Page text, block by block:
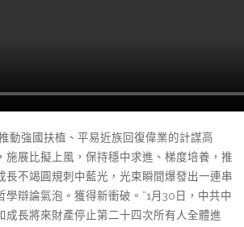
動強國扶植、平易近族回復偉業的計謀高
施展比擬上風，保持穩中求進、梯度培養，推
長不竭圓規刺中藍光，光束瞬間爆發出一連串
學辯論氣泡。獲得新衝破。”1月30日，中共中
成長將來財產停止第二十四次所有人全體進